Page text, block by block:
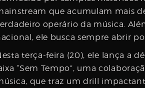
que acumulam mais
operário da música.
ele busca sempre abrir
terça-feira (20), ele lança a
“Sem Tempo”, uma
que traz um drill